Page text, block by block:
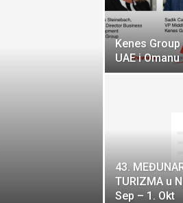
travel
Kenes
UAE i Omanu
43.
TURIZMA u
Sep – 1. Okt